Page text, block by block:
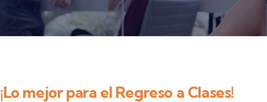
¡Lo mejor para el Regreso a Clases!